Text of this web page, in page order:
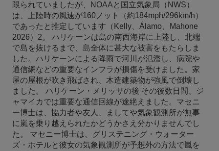
限られていましたが、NOAAと国立気象局（NWS）
は、上陸時の風速が160ノット（約184mph/296km/h）
であったと推定しています（Kelly、Álamo、Mahone
2026）2。 ハリケーンは島の南西海岸に上陸し、北端
で島を抜けるまで、島全体に甚大な被害をもたらしま
した。ハリケーンによる降雨で河川が氾濫し、病院や
通信網などの重要なインフラが損傷を受けました。家
屋の屋根が吹き飛ばされ、木造建築物が強風で倒壊し
ました。 ハリケーン・メリッサの後 その後数日間、ジ
ャマイカでは重要な通信回線が途絶えました。マセニ
ー博士は、協力者や友人、ましてや気象観測所が無事
に嵐を乗り越えられたかどうかさえ分かりませんでし
た。 マセニー博士は、グリステニング・ウォーター
ズ・ホテルと彼女の気象観測所が予想外の方法で嵐を